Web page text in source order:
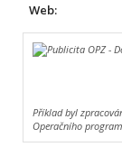
Web:
Příklad byl
Operačního